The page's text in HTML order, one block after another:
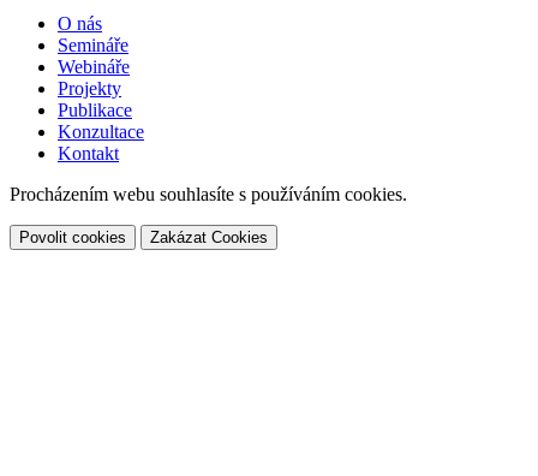
O nás
Semináře
Webináře
Projekty
Publikace
Konzultace
Kontakt
Procházením webu souhlasíte s používáním cookies.
Povolit cookies Zakázat Cookies